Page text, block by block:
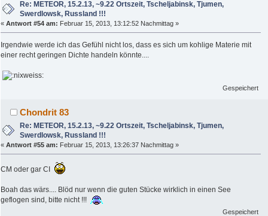
Re: METEOR, 15.2.13, ~9.22 Ortszeit, Tscheljabinsk, Tjumen,
Swerdlowsk, Russland !!!
« Antwort #54 am: Februar 15, 2013, 13:12:52 Nachmittag »
Irgendwie werde ich das Gefühl nicht los, dass es sich um kohlige Materie mit
einer recht geringen Dichte handeln könnte....
Gespeichert
Chondrit 83
Re: METEOR, 15.2.13, ~9.22 Ortszeit, Tscheljabinsk, Tjumen,
Swerdlowsk, Russland !!!
« Antwort #55 am: Februar 15, 2013, 13:26:37 Nachmittag »
CM oder gar CI
Boah das wärs.... Blöd nur wenn die guten Stücke wirklich in einen See
geflogen sind, bitte nicht !!!
Gespeichert